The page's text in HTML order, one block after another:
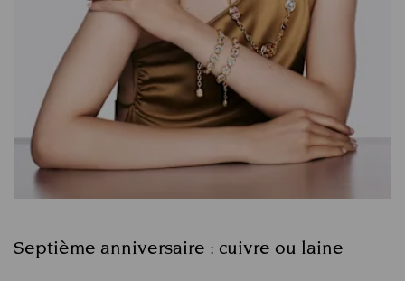
Septième anniversaire : cuivre ou laine